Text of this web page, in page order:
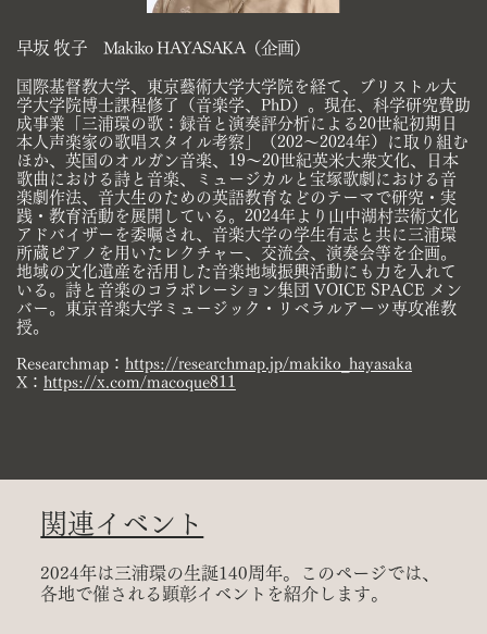
早坂 牧子 Makiko HAYASAKA（企画）
国際基督教大学、東京藝術大学大学院を経て、ブリストル大
学大学院博士課程修了（音楽学、PhD）。現在、科学研究費助
成事業「三浦​環の歌：録音と演奏評分析による20世紀初期日
本人声楽家の歌唱スタイル考察」（202～2024年）に取り組む
ほか、英国のオルガン音​楽、19～20世紀英米大衆文化、日本
歌曲における詩と音楽、ミュージカルと宝塚歌劇における音
楽劇作法、音大生のための英語教育な​どのテーマで研究・実
践・教育活動を展開している。2024年より山中湖村芸術文化
アドバイザーを委嘱され、音楽大学の学生有志と共​に三浦環
所蔵ピアノを用いたレクチャー、交流会、演奏会等を企画。
地域の文化遺産を活用した音楽地域振興活動にも力を入れて
いる。​詩と音楽のコラボレーション集団 VOICE SPACE メン
バー。東京音楽大学ミュージック・リベラルアーツ専攻准教
授。
Researchmap： https://researchmap.jp/makiko_hayasaka
X： https://x.com/macoque811
関連イベント
2024年は三浦環の生誕140周年。このページでは、
各地で催される顕彰イベントを紹介します。